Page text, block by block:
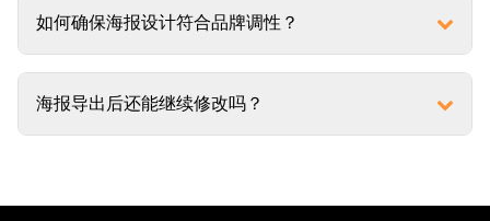
如何确保海报设计符合品牌调性？
海报导出后还能继续修改吗？